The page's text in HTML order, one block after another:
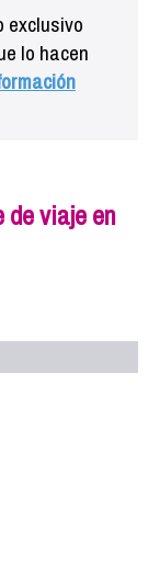
exclusivo
lo hacen
de viaje en